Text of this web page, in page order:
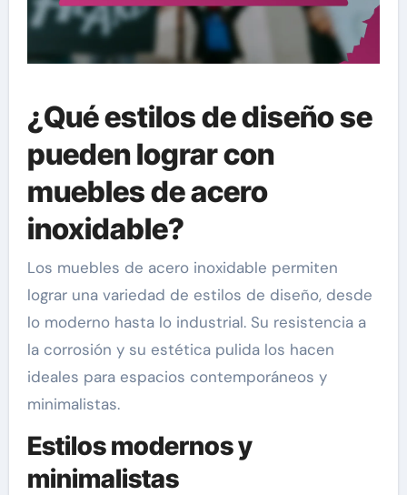
¿Qué estilos de diseño se
pueden lograr con
muebles de acero
inoxidable?
Los muebles de acero inoxidable permiten
lograr una variedad de estilos de diseño, desde
lo moderno hasta lo industrial. Su resistencia a
la corrosión y su estética pulida los hacen
ideales para espacios contemporáneos y
minimalistas.
Estilos modernos y
minimalistas